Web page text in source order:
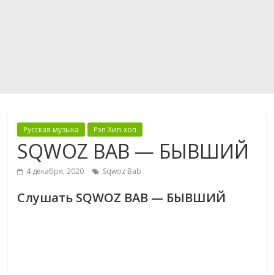
Русская музыка Рэп Хип-хоп
SQWOZ BAB — БЫВШИЙ
4 декабря, 2020 Sqwoz Bab
Слушать SQWOZ BAB — БЫВШИЙ